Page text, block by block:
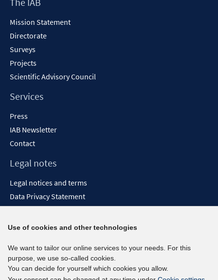
Mission Statement
Directorate
Surveys
Projects
Scientific Advisory Council
Services
Press
IAB Newsletter
Contact
Legal notes
Legal notices and terms
Data Privacy Statement
Report Accessibility
Social media channels
BlueSky
YouTube
Use of cookies and other technologies
We want to tailor our online services to your needs. For this
purpose, we use so-called cookies.
You can decide for yourself which cookies you allow.